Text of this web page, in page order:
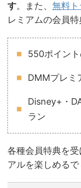
す。また、 無料
レミアムの会員特
550ポイン
DMMプレミ
Disney+・
ラン
各種会員特典を
アルを楽しめるで